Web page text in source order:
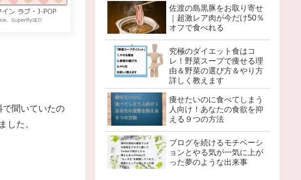
で聞いていたの
した。
佐渡の島黒豚をお取り寄せ
｜超激レア肉が今だけ50％
オフで食べれる
究極のダイエット食はコ
レ！野菜スープで痩せる理
由＆野菜の選び方＆やり方
詳しく教えます
痩せたいのに食べてしまう
人向け！あなたの食欲を抑
える９つの方法
ブログを続けるモチベーシ
ョンとやる気が一気に上が
った夢のような出来事